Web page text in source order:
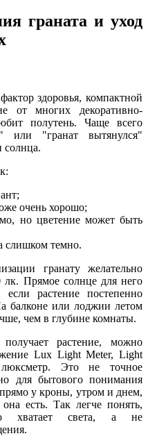
граната и уход
здоровья, компактной
от многих декоративно-
полутень. Чаще всего
или "гранат вытянулся"
солнца.
очень хорошо;
но цветение может быть
слишком темно.
гранату желательно
лк. Прямое солнце для него
растение постепенно
балконе или лоджии летом
чем в глубине комнаты.
растение, можно
Lux Light Meter, Light
Это не точное
для бытового понимания
у кроны, утром и днем,
есть. Так легче понять,
хватает света, а не